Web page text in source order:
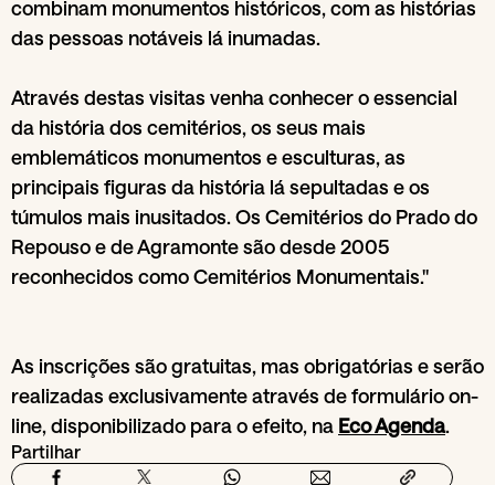
combinam monumentos históricos, com as histórias
das pessoas notáveis lá inumadas.
Através destas visitas venha conhecer o essencial
da história dos cemitérios, os seus mais
emblemáticos monumentos e esculturas, as
principais figuras da história lá sepultadas e os
túmulos mais inusitados. Os Cemitérios do Prado do
Repouso e de Agramonte são desde 2005
reconhecidos como Cemitérios Monumentais."
As inscrições são gratuitas, mas obrigatórias e serão
realizadas exclusivamente através de formulário on-
line, disponibilizado para o efeito, na Eco Agenda.
Partilhar